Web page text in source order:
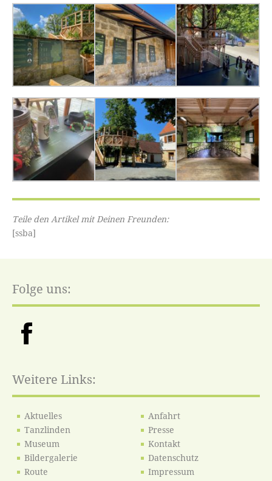
Teile den Artikel mit Deinen Freunden:
[ssba]
Folge uns:
Weitere Links:
Aktuelles
Tanzlinden
Museum
Bildergalerie
Route
Anfahrt
Presse
Kontakt
Datenschutz
Impressum